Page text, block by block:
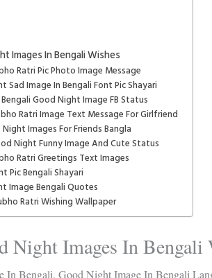
Images In Bengali Wishes
Ratri Pic Photo Image Message
Sad Image In Bengali Font Pic Shayari
Good Night Image FB Status
Ratri Image Text Message For Girlfriend
Images For Friends Bangla
Night Funny Image And Cute Status
Ratri Greetings Text Images
Pic Bengali Shayari
Image Bengali Quotes
Ratri Wishing Wallpaper
Night Images In Bengali
In Bengali, Good Night Image In Bengali